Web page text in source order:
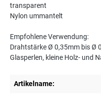
transparent
Nylon ummantelt
Empfohlene Verwendung:
Drahtstärke Ø 0,35mm bis Ø
Glasperlen, kleine Holz- und
Artikelname: